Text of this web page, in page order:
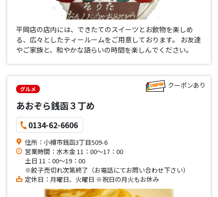
平岡店の店内には、できたてのスイーツとお飲物を楽しめ
る、広々としたティールームをご用意しております。 お友達
やご家族と、和やかな語らいの時間を楽しんでください。
グルメ
あおぞら銭函３丁め
0134-62-6606
住所：小樽市銭函3丁目509-6
営業時間：水木金 11：00～17：00
土日 11：00～19：00
※餃子売切れ次第終了（お電話にてお問い合わせ下さい）
定休日：月曜日、火曜日 ※祝日の月火もお休み
クーポンあり